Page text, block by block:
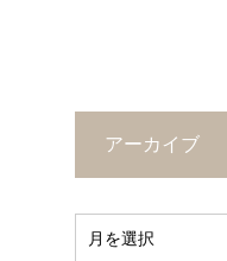
アーカイブ